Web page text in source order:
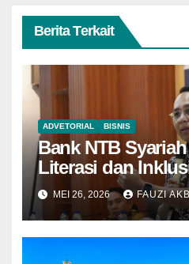
Berita Terkait
ADVETORIAL BISNIS
Bank NTB
Literasi dan
Syariah di Kota
MEI 26, 2026 FAUZI